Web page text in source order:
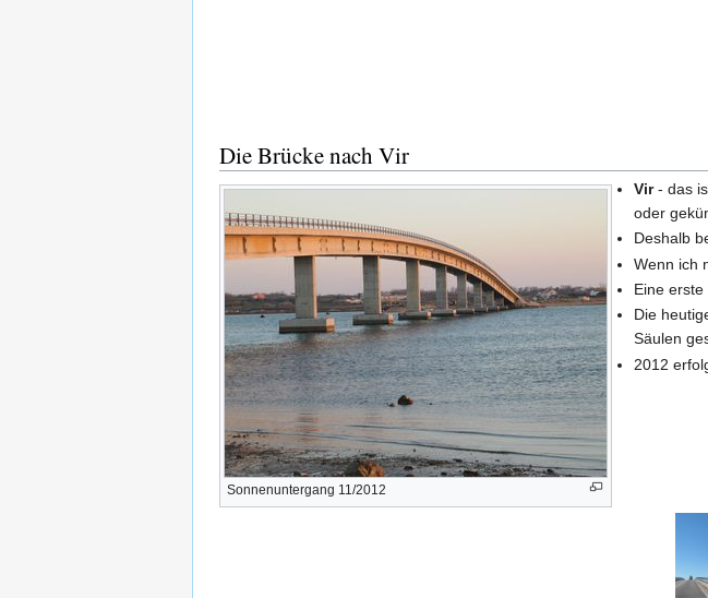
Die Brücke nach Vir
Sonnenuntergang 11/2012
Vir- das
oder
Deshalb
Wenn ich
Eine
Die
Säulen
2012